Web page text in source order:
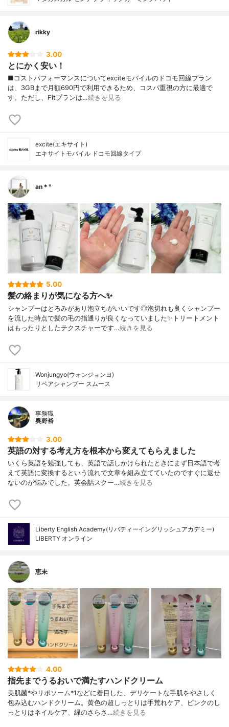
rikky
3.00
とにかく安い！
■コストパフォーマンスについてexciteモバイルのドコモ回線プラン
は、3GBまで月額690円で利用できるため、コスパ重視の方に最適で
す。ただし、Fitプランは…続きを見る
excite(エキサイト)
エキサイトモバイル ドコモ回線タイプ
an＊°
5.00
髪の絡まりが気になる方へ✨
シャンプーはとろみがあり泡立ちがいいです◎泡切れも良くシャンプー
を流した時点で髪の毛の指通りが良くなっていました✨トリートメント
はもったりとしたテクスチャーです…続きを見る
Wonjungyo(ウォンジョンヨ)
リペアシャンプー スムース
事務職
奥野裕
3.00
英語の対する考え方を根本から変えてもらえました
いくら英語を勉強しても、英語で話しかけられたときにまず日本語で考
えて英語に変換するという流れで文章を組み立てていたのですぐに返せ
ないのが悩みでした。英会話スクー…続きを見る
Liberty English Academy(リバティーイングリッシュアカデミー)
LIBERTY オンライン
恵未
4.00
指先までうるおいで満たすハンドクリーム
美肌菌*やリポソーム*1などに着目した、デリケートな手肌をやさしく
包み込むハンドクリーム。黄色の超しっとりは手荒れケア、ピンクのし
っとりはネイルケア、緑のさらさ…続きを見る